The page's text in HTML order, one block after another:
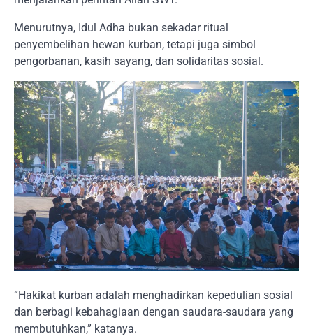
Menurutnya, Idul Adha bukan sekadar ritual
penyembelihan hewan kurban, tetapi juga simbol
pengorbanan, kasih sayang, dan solidaritas sosial.
“Hakikat kurban adalah menghadirkan kepedulian sosial
dan berbagi kebahagiaan dengan saudara-saudara yang
membutuhkan,” katanya.